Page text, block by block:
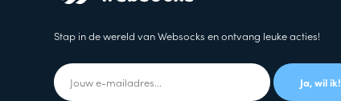
Stap in de wereld van Websocks en ontvang leuke acties!
Ja, wil ik!